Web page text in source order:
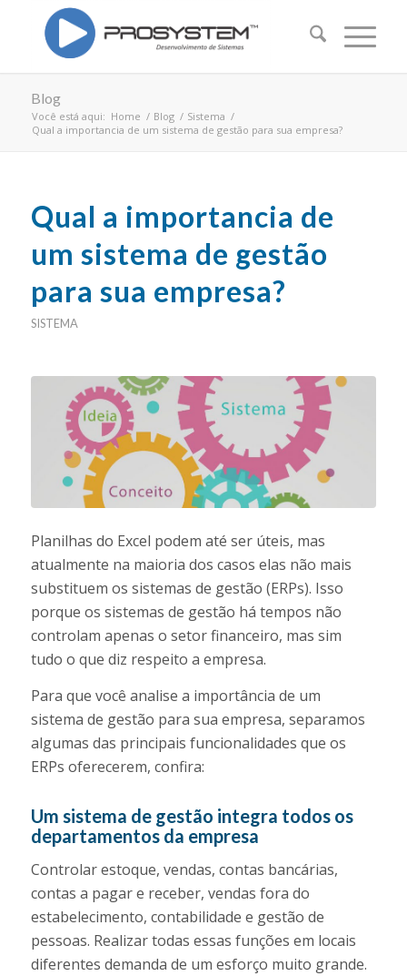
Blog
Você está aqui: Home / Blog / Sistema /
Qual a importancia de um sistema de gestão para sua empresa?
Qual a importancia de
um sistema de gestão
para sua empresa?
SISTEMA
Planilhas do Excel podem até ser úteis, mas
atualmente na maioria dos casos elas não mais
substituem os sistemas de gestão (ERPs). Isso
porque os sistemas de gestão há tempos não
controlam apenas o setor financeiro, mas sim
tudo o que diz respeito a empresa.
Para que você analise a importância de um
sistema de gestão para sua empresa, separamos
algumas das principais funcionalidades que os
ERPs oferecerem, confira:
Um sistema de gestão integra todos os
departamentos da empresa
Controlar estoque, vendas, contas bancárias,
contas a pagar e receber, vendas fora do
estabelecimento, contabilidade e gestão de
pessoas. Realizar todas essas funções em locais
diferentes demanda de um esforço muito grande.